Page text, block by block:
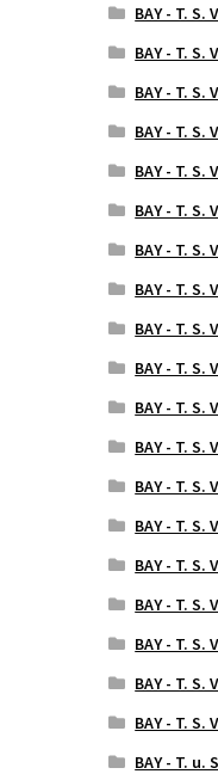
BAY - T.
BAY - T.
BAY - T.
BAY - T. S.
BAY - T. S.
BAY - T. S.
BAY - T. S.
BAY - T. S.
BAY - T. S.
BAY - T. S.
BAY - T. S.
BAY - T. S.
BAY - T.
BAY - T.
BAY - T. S.
BAY - T. S.
BAY - T.
BAY - T. S.
BAY - T.
BAY - T. u.